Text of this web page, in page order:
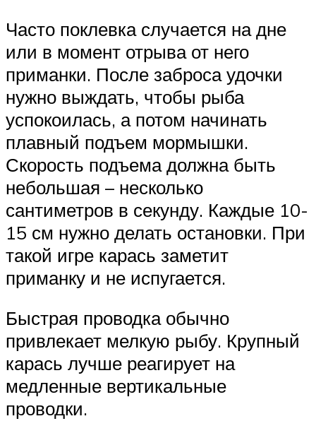
Часто поклевка случается на дне
или в момент отрыва от него
приманки. После заброса удочки
нужно выждать, чтобы рыба
успокоилась, а потом начинать
плавный подъем мормышки.
Скорость подъема должна быть
небольшая – несколько
сантиметров в секунду. Каждые 10-
15 см нужно делать остановки. При
такой игре карась заметит
приманку и не испугается.
Быстрая проводка обычно
привлекает мелкую рыбу. Крупный
карась лучше реагирует на
медленные вертикальные
проводки.